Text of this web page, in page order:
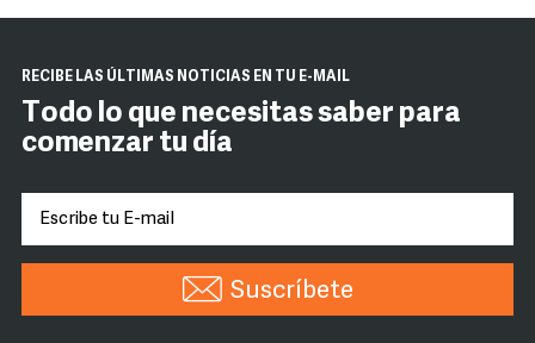
RECIBE LAS ÚLTIMAS NOTICIAS EN TU E-MAIL
Todo lo que necesitas saber para
comenzar tu día
Suscríbete